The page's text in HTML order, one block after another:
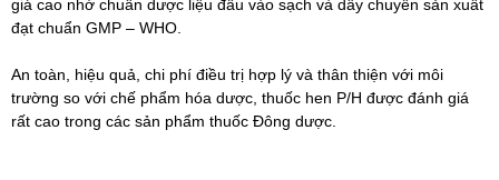
giá cao nhờ chuẩn dược liệu đầu vào sạch và dây chuyền sản xuất
đạt chuẩn GMP – WHO.
An toàn, hiệu quả, chi phí điều trị hợp lý và thân thiện với môi
trường so với chế phẩm hóa dược, thuốc hen P/H được đánh giá
rất cao trong các sản phẩm thuốc Đông dược.